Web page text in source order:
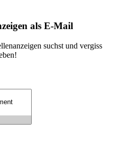
als E-Mail
suchst und vergiss